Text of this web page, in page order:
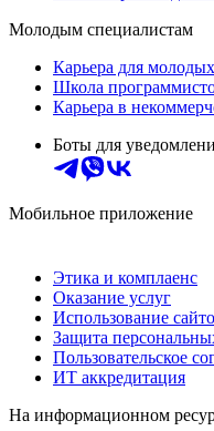
Молодым специалистам
Карьера для
Школа
Карьера в
Боты для
Мобильное приложение
Этика и комплаенс
Оказание услуг
Использование
Защита
Пользовательское
ИТ аккредитация
На информационном